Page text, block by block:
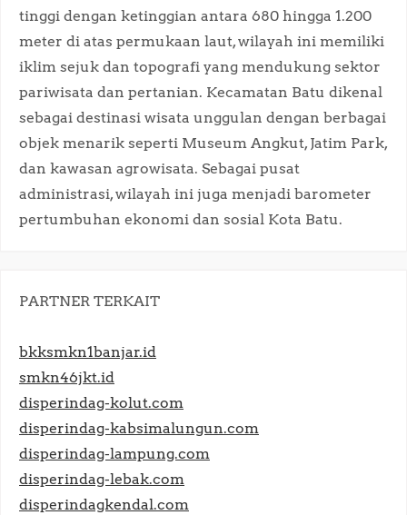
tinggi dengan ketinggian antara 680 hingga 1.200
meter di atas permukaan laut, wilayah ini memiliki
iklim sejuk dan topografi yang mendukung sektor
pariwisata dan pertanian. Kecamatan Batu dikenal
sebagai destinasi wisata unggulan dengan berbagai
objek menarik seperti Museum Angkut, Jatim Park,
dan kawasan agrowisata. Sebagai pusat
administrasi, wilayah ini juga menjadi barometer
pertumbuhan ekonomi dan sosial Kota Batu.​
PARTNER TERKAIT
bkksmkn1banjar.id
smkn46jkt.id
disperindag-kolut.com
disperindag-kabsimalungun.com
disperindag-lampung.com
disperindag-lebak.com
disperindagkendal.com